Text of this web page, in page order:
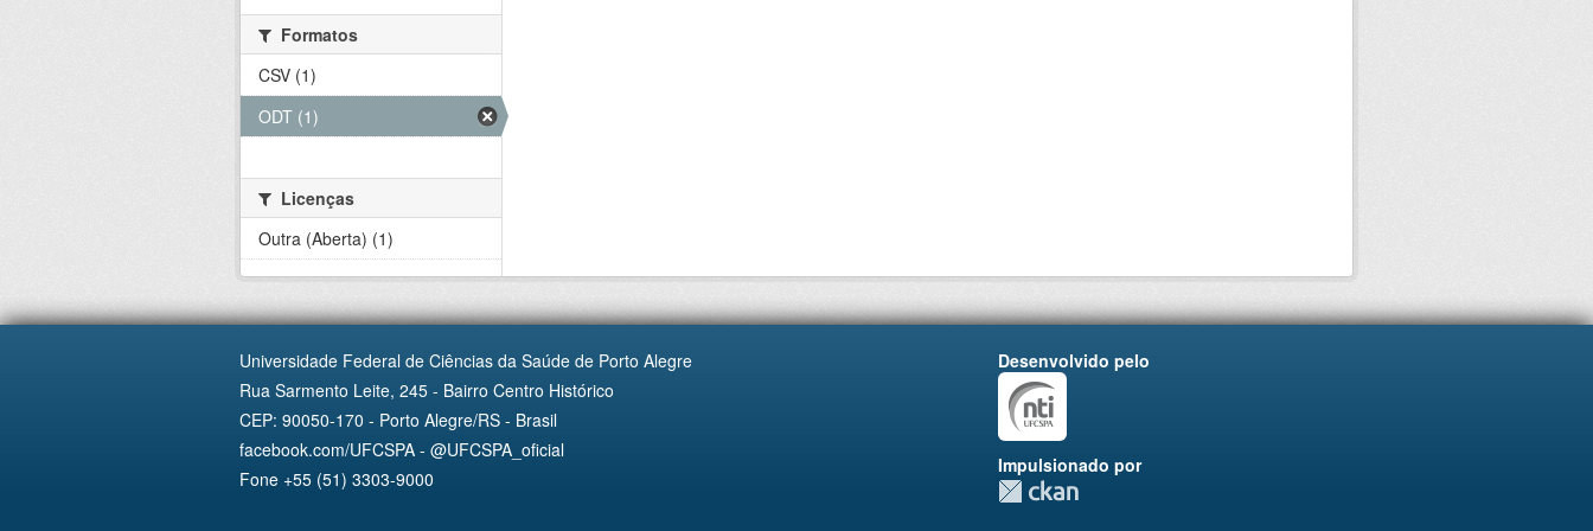
Formatos
CSV (1)
ODT (1)
Licenças
Outra (Aberta) (1)
Universidade Federal de Ciências da Saúde de Porto Alegre
Rua Sarmento Leite, 245 - Bairro Centro Histórico
CEP: 90050-170 - Porto Alegre/RS - Brasil
facebook.com/UFCSPA - @UFCSPA_oficial
Fone +55 (51) 3303-9000
Desenvolvido pelo
Impulsionado por